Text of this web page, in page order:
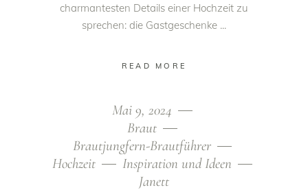
charmantesten Details einer Hochzeit zu
sprechen: die Gastgeschenke
READ MORE
Mai 9, 2024
Braut
Brautjungfern-Brautführer
Hochzeit
Inspiration und Ideen
Janett